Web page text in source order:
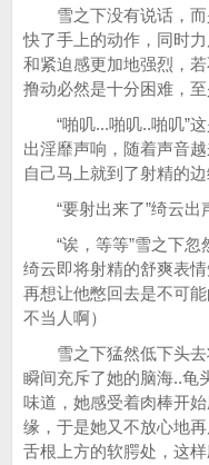
雪之下没有说话，而
快了手上的动作，同时
和紧迫感更加地强烈，
撸动必然是十分困难，至
“啪叽...啪叽..啪叽”这
出淫靡声响，随着声音
自己马上就到了射精的边
“要射出来了”绮云出
“诶，等等”雪之下忽
绮云即将射精的舒爽表
再想让他憋回去是不可
不当人啊）
雪之下猛然低下头去
瞬间充斥了她的脑海..龟
味道，她感受着肉棒开
缘，于是她又不放心地
舌根上方的软腭处，这